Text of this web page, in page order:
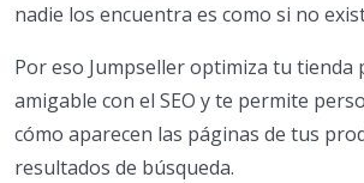
nadie los encuentra es como si no
Por eso Jumpseller optimiza tu tienda
amigable con el SEO y te permite
cómo aparecen las páginas de tus
resultados de búsqueda.